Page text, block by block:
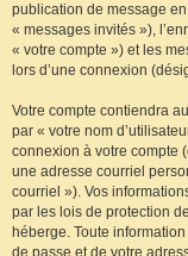
publication de message
« messages invités »),
« votre compte ») et les
lors d’une connexion
Votre compte contiendra
par « votre nom
connexion à votre compte
une adresse courriel
courriel »). Vos
par les lois de protection
héberge. Toute